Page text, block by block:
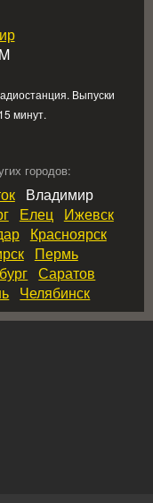
Выпуски
минут.
городов:
Владимир
Елец Ижевск
Красноярск
Пермь
Саратов
Челябинск